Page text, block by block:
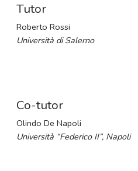
Tutor
Roberto Rossi
Università di Salerno
Co-tutor
Olindo De Napoli
Università “Federico II”, Napoli